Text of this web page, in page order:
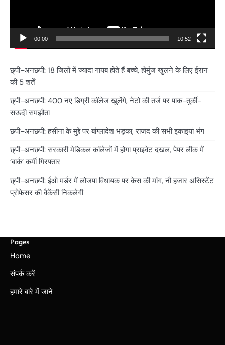
00:00 10:52
छ्पी-अनछपी: 18 जिलों में ज्यादा गायब होते हैं बच्चे, होर्मुज खुलने के लिए ईरान
की 5 शर्तें
छ्पी-अनछपी: 400 नए डिग्री कॉलेज खुलेंगे, नेटो की तर्ज पर पाक-तुर्की-
सऊदी समझौता
छपी-अनछपी: हसीना के मुद्दे पर बांग्लादेश भड़का, राजद की सभी इकाइयां भंग
छ्पी-अनछपी: सरकारी मेडिकल कॉलेजों में होगा प्राइवेट दखल, पेपर लीक में
‘बार्क’ कर्मी गिरफ्तार
छ्पी-अनछपी: ईओ मर्डर में लोजपा विधायक पर केस की मांग, नौ हजार असिस्टेंट
प्रोफेसर की वैकेंसी निकलेगी
Pages
Home
संपर्क करें
हमारे बारे में जाने